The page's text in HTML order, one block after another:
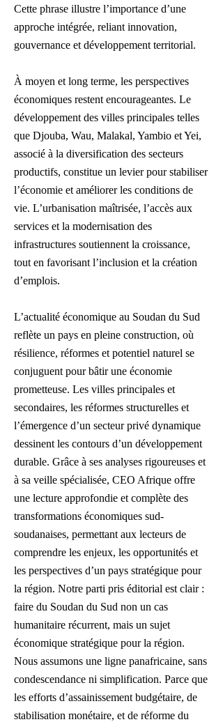
Cette phrase illustre l’importance d’une
approche intégrée, reliant innovation,
gouvernance et développement territorial.
À moyen et long terme, les perspectives
économiques restent encourageantes. Le
développement des villes principales telles
que Djouba, Wau, Malakal, Yambio et Yei,
associé à la diversification des secteurs
productifs, constitue un levier pour stabiliser
l’économie et améliorer les conditions de
vie. L’urbanisation maîtrisée, l’accès aux
services et la modernisation des
infrastructures soutiennent la croissance,
tout en favorisant l’inclusion et la création
d’emplois.
L’actualité économique au Soudan du Sud
reflète un pays en pleine construction, où
résilience, réformes et potentiel naturel se
conjuguent pour bâtir une économie
prometteuse. Les villes principales et
secondaires, les réformes structurelles et
l’émergence d’un secteur privé dynamique
dessinent les contours d’un développement
durable. Grâce à ses analyses rigoureuses et
à sa veille spécialisée, CEO Afrique offre
une lecture approfondie et complète des
transformations économiques sud-
soudanaises, permettant aux lecteurs de
comprendre les enjeux, les opportunités et
les perspectives d’un pays stratégique pour
la région​. Notre parti pris éditorial est clair :
faire du Soudan du Sud non un cas
humanitaire récurrent, mais un sujet
économique stratégique pour la région.
Nous assumons une ligne panafricaine, sans
condescendance ni simplification. Parce que
les efforts d’assainissement budgétaire, de
stabilisation monétaire, et de réforme du